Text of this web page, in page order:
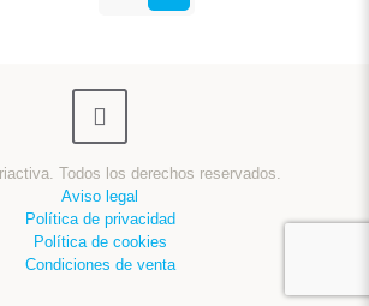
Todos los derechos reservados.
Aviso legal
Política de privacidad
Política de cookies
Condiciones de venta